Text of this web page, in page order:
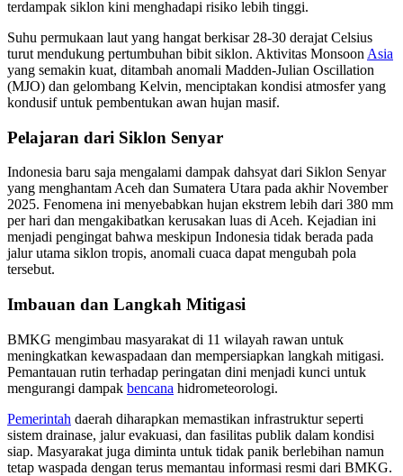
terdampak siklon kini menghadapi risiko lebih tinggi.
Suhu permukaan laut yang hangat berkisar 28-30 derajat Celsius
turut mendukung pertumbuhan bibit siklon. Aktivitas Monsoon Asia
yang semakin kuat, ditambah anomali Madden-Julian Oscillation
(MJO) dan gelombang Kelvin, menciptakan kondisi atmosfer yang
kondusif untuk pembentukan awan hujan masif.
Pelajaran dari Siklon Senyar
Indonesia baru saja mengalami dampak dahsyat dari Siklon Senyar
yang menghantam Aceh dan Sumatera Utara pada akhir November
2025. Fenomena ini menyebabkan hujan ekstrem lebih dari 380 mm
per hari dan mengakibatkan kerusakan luas di Aceh. Kejadian ini
menjadi pengingat bahwa meskipun Indonesia tidak berada pada
jalur utama siklon tropis, anomali cuaca dapat mengubah pola
tersebut.
Imbauan dan Langkah Mitigasi
BMKG mengimbau masyarakat di 11 wilayah rawan untuk
meningkatkan kewaspadaan dan mempersiapkan langkah mitigasi.
Pemantauan rutin terhadap peringatan dini menjadi kunci untuk
mengurangi dampak bencana hidrometeorologi.
Pemerintah daerah diharapkan memastikan infrastruktur seperti
sistem drainase, jalur evakuasi, dan fasilitas publik dalam kondisi
siap. Masyarakat juga diminta untuk tidak panik berlebihan namun
tetap waspada dengan terus memantau informasi resmi dari BMKG.